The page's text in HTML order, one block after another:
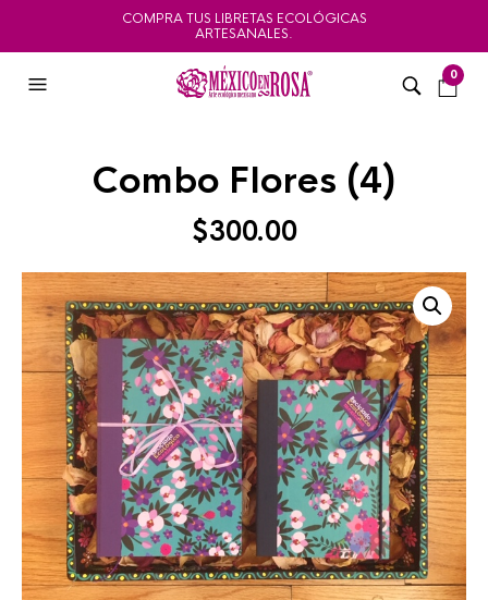
COMPRA TUS LIBRETAS ECOLÓGICAS
ARTESANALES.
0
Combo Flores (4)
$300.00